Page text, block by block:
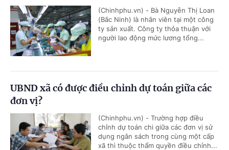
(Chinhphu.vn) - Bà Nguyễn Thị Loan
(Bắc Ninh) là nhân viên tại một công
ty sản xuất. Công ty thỏa thuận với
người lao động mức lương tổng...
UBND xã có được điều chỉnh dự toán giữa các
đơn vị?
(Chinhphu.vn) - Trường hợp điều
chỉnh dự toán chi giữa các đơn vị sử
dụng ngân sách trong cùng một cấp
xã thì thuộc thẩm quyền điều chỉnh...